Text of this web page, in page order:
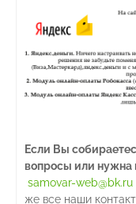
Если Вы
вопросы или нужна
samovar-web@bk.ru
же все наши